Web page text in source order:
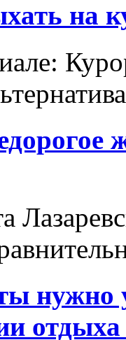
на
нужно